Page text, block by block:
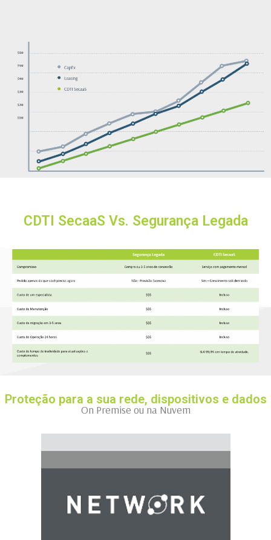
CDTI SecaaS Vs. Segurança Legada
Proteção para a sua rede, dispositivos e dados
On Premise ou na Nuvem